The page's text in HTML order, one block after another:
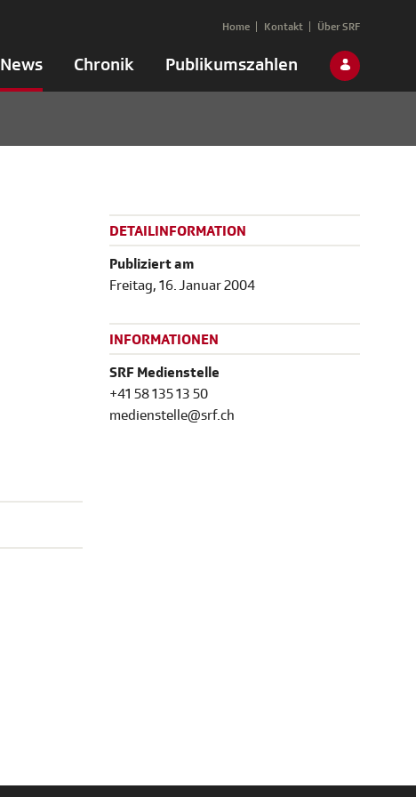
News Chronik Publikumszahlen
Home Kontakt Über SRF
DETAILINFORMATION
Publiziert am
Freitag, 16. Januar 2004
INFORMATIONEN
SRF Medienstelle
+41 58 135 13 50
medienstelle@srf.ch